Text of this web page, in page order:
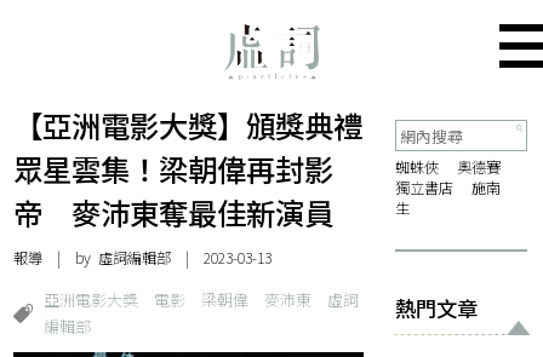
【亞洲電影大獎】頒獎典禮
眾星雲集！梁朝偉再封影
帝 麥沛東奪最佳新演員
報導 | by 虛詞編輯部 | 2023-03-13
亞洲電影大獎 電影 梁朝偉 麥沛東
虛詞
編輯部
蜘蛛俠
奧德賽
獨立書店
施南
生
熱門文章